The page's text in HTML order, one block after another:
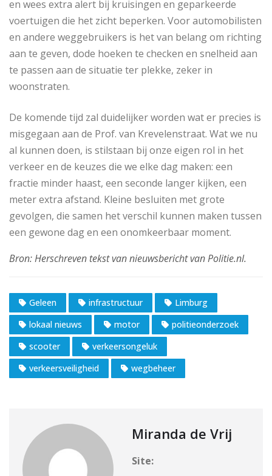
en wees extra alert bij kruisingen en geparkeerde
voertuigen die het zicht beperken. Voor automobilisten
en andere weggebruikers is het van belang om richting
aan te geven, dode hoeken te checken en snelheid aan
te passen aan de situatie ter plekke, zeker in
woonstraten.
De komende tijd zal duidelijker worden wat er precies is
misgegaan aan de Prof. van Krevelenstraat. Wat we nu
al kunnen doen, is stilstaan bij onze eigen rol in het
verkeer en de keuzes die we elke dag maken: een
fractie minder haast, een seconde langer kijken, een
meter extra afstand. Kleine besluiten met grote
gevolgen, die samen het verschil kunnen maken tussen
een gewone dag en een onomkeerbaar moment.
Geleen infrastructuur
Limburg
lokaal nieuws
motor
politieonderzoek
scooter
verkeersongeluk
verkeersveiligheid
wegbeheer
Miranda de Vrij
Site: